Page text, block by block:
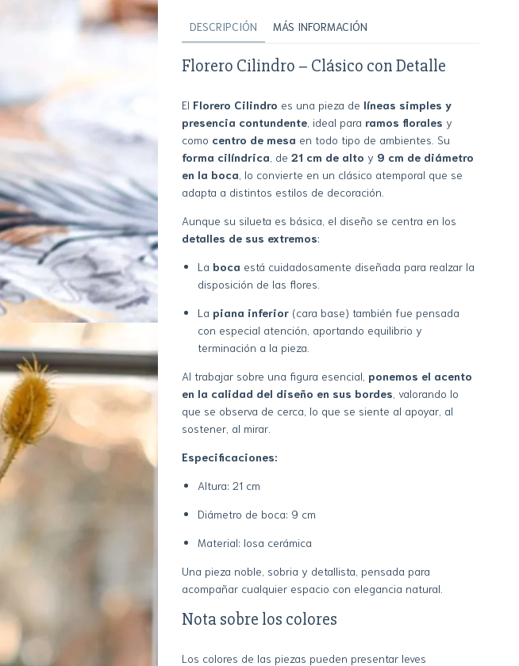
DESCRIPCIÓN MÁS INFORMACIÓN
Florero Cilindro – Clásico con Detalle
ElFlorero Cilindro es una pieza de líneas simples y
presencia contundente , ideal para ramos florales y
como centro de mesa en todo tipo de ambientes. Su
forma cilíndrica , de21 cm de alto y 9 cm de diámetro
en la boca , lo convierte en un clásico atemporal que se
adapta a distintos estilos de decoración.
Aunque su silueta es básica, el diseño se centra en los
detalles de sus extremos:
La boca está cuidadosamente diseñada para realzar la
disposición de las flores.
Lapiana inferior (cara base) también fue pensada
con especial atención, aportando equilibrio y
terminación a la pieza.
Al trabajar sobre una figura esencial,ponemos el acento
en la calidad del diseño en sus bordes , valorando lo
que se observa de cerca, lo que se siente al apoyar, al
sostener, al mirar.
Especificaciones:
Altura: 21 cm
Diámetro de boca: 9 cm
Material: losa cerámica
Una pieza noble, sobria y detallista, pensada para
acompañar cualquier espacio con elegancia natural.
Nota sobre los colores
Los colores de las piezas pueden presentar leves